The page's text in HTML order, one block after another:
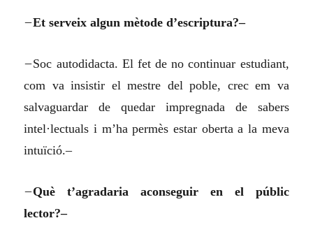
–Et serveix algun mètode d’escriptura?–
–Soc autodidacta. El fet de no continuar estudiant,
com va insistir el mestre del poble, crec em va
salvaguardar de quedar impregnada de sabers
intel·lectuals i m’ha permès estar oberta a la meva
intuïció.–
–Què t’agradaria aconseguir en el públic
lector?–